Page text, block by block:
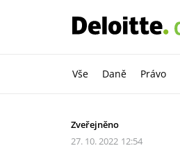
Vše Daně Právo
Zveřejněno
27. 10. 2022 12:54